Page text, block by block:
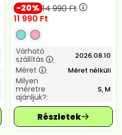
20 14 990Ft
11 990 Ft
Várható
szállítás
: 2026.08.10
Méret : Méret nélküli
Milyen
méretre
ajánljuk?:
S, M